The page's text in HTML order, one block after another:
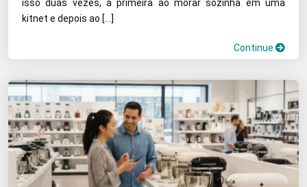
isso duas vezes, a primeira ao morar sozinha em uma
kitnet e depois ao […]
Continue